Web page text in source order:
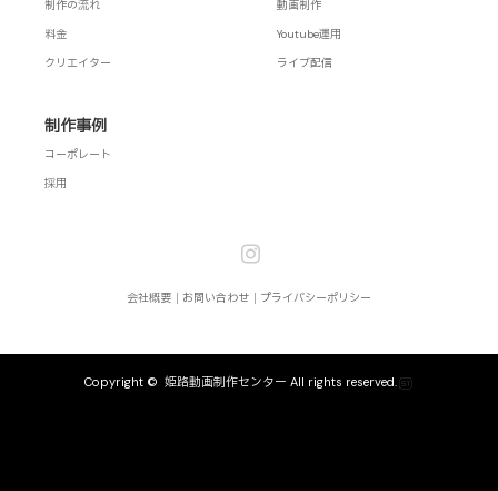
制作の流れ
料金
クリエイター
動画制作
Youtube運用
ライブ配信
制作事例
コーポレート
採用
会社概要 お問い合わせ プライバシーポリシー
Copyright © 姫路動画制作センター All rights reserved.